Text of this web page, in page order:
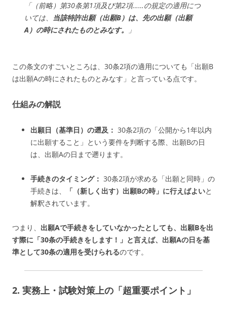
「（前略）第30条第1項及び第2項……の規定の適用につ
いては、 当該特許出願（出願B）は、先の出願（出願
A）の時にされたものとみなす。
」
この条文のすごいところは、30条2項の適用についても「出願B
は出願Aの時にされたものとみなす」と言っている点です。
仕組みの解説
出願日（基準日）の遡及： 30条2項の「公開から1年以内
に出願すること」という要件を判断する際、出願Bの日
は、出願Aの日まで遡ります。
手続きのタイミング： 30条2項が求める「出願と同時」の
手続きは、
「（新しく出す）出願Bの時」に行えばよいと
解釈されています。
つまり、 出願Aで手続きをしていなかったとしても、出願Bを出
す際に「30条の手続きをします！」と言えば、出願Aの日を基
準として30条の適用を受けられるのです。
2. 実務上・試験対策上の「超重要ポイント」